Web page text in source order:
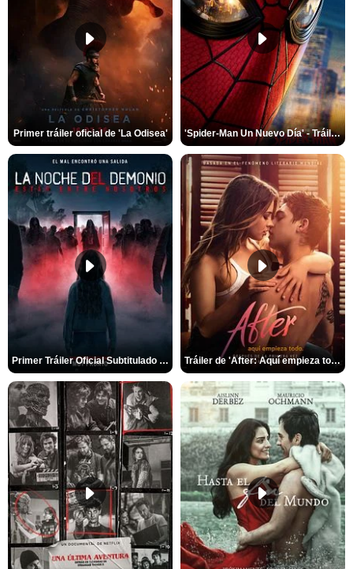
Primer tráiler oficial de 'La Odisea' 'Spider-Man Un Nuevo Día' - Tráiler oficial subtitulado
Primer Tráiler Oficial Subtitulado de 'La Noche Del Demonio: Están Entre Nosotros' Tráiler de 'After: Aquí empieza todo'